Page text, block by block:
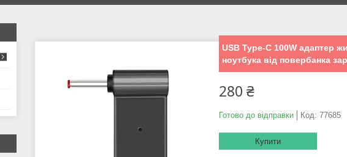
USB Type-C 100W адаптер
ноутбука від повербанка
280 ₴
Готово до відправки Код: 77685
Купити